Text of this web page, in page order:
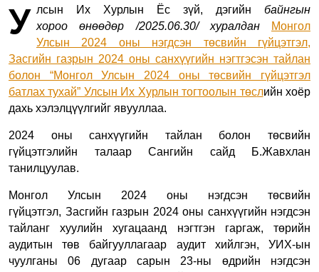
У лсын Их Хурлын Ёс зүй, дэгийн байнгын
хороо өнөөдөр /2025.06.30/ хуралдан
Монгол
Улсын 2024 оны нэгдсэн төсвийн гүйцэтгэл,
Засгийн газрын 2024 оны санхүүгийн нэгтгэсэн тайлан
болон “Монгол Улсын 2024 оны төсвийн гүйцэтгэл
батлах тухай” Улсын Их Хурлын тогтоолын төслийн хоёр
дахь хэлэлцүүлгийг явууллаа.
2024 оны санхүүгийн тайлан болон төсвийн
гүйцэтгэлийн талаар Сангийн сайд Б.Жавхлан
танилцуулав.
Монгол Улсын 2024 оны нэгдсэн төсвийн
гүйцэтгэл, Засгийн газрын 2024 оны санхүүгийн нэгдсэн
тайланг хуулийн хугацаанд нэгтгэн гаргаж, төрийн
аудитын төв байгууллагаар аудит хийлгэн,УИХ-ын
чуулганы06 дугаар сарын 23-ны өдрийн нэгдсэн